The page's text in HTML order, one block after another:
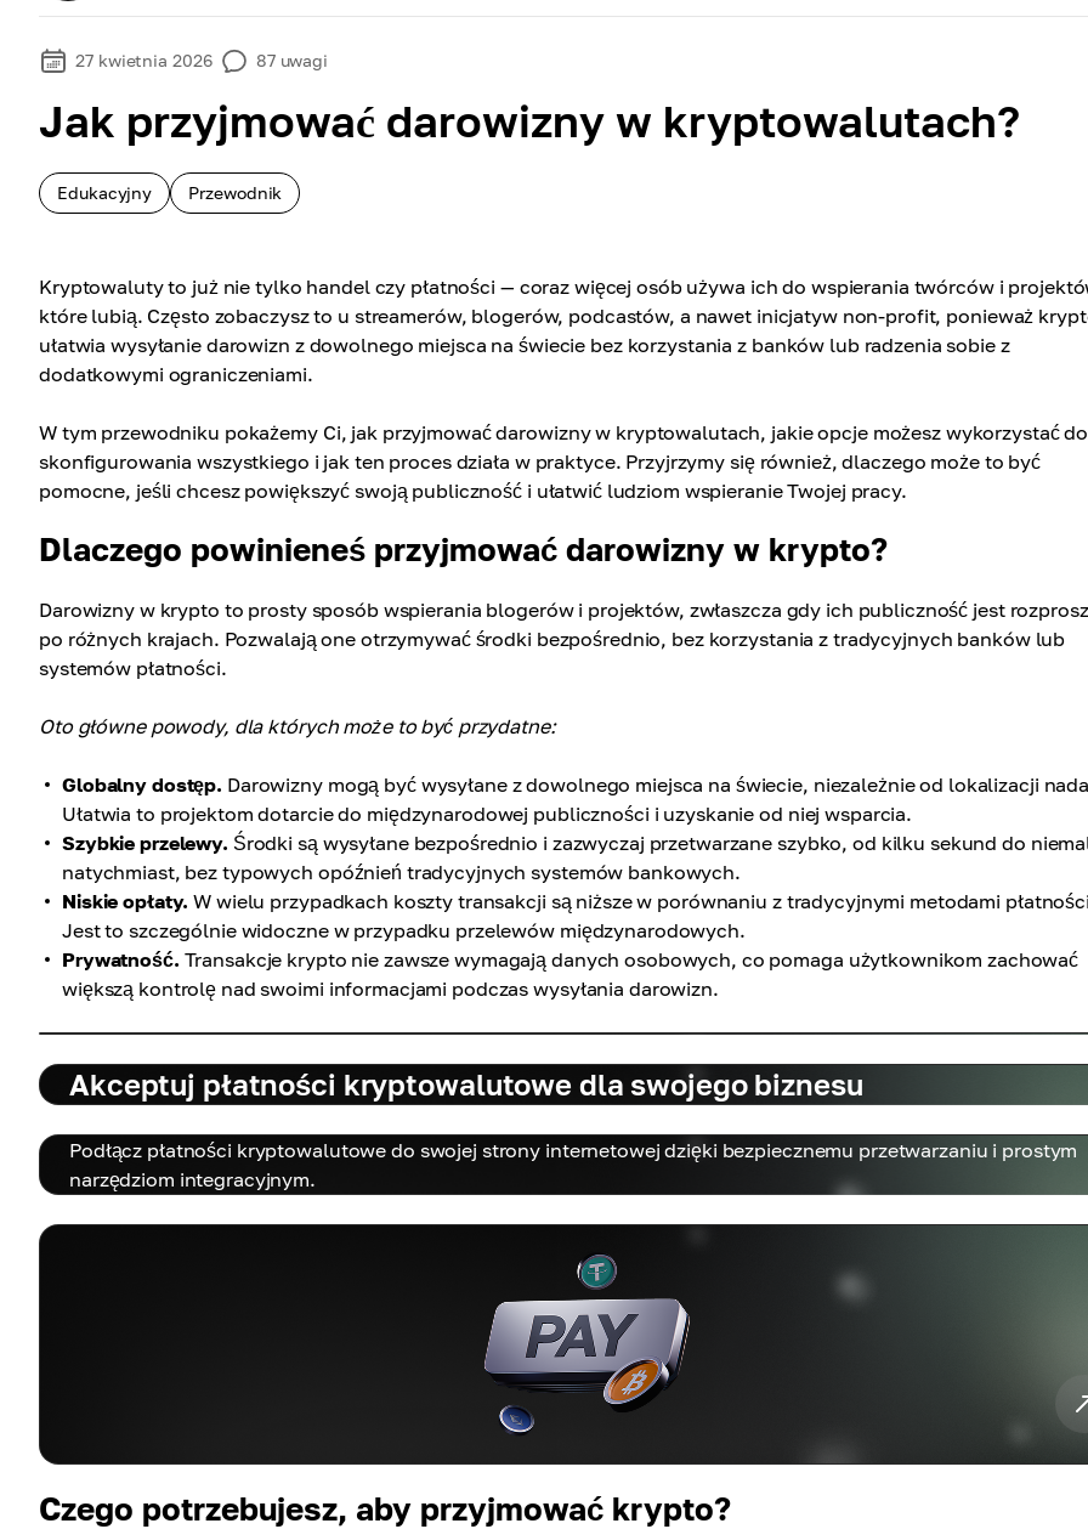
27 kwietnia 2026 87 uwagi
Jak przyjmować darowizny w kryptowalutach?
Edukacyjny Przewodnik
Kryptowaluty to już nie tylko handel czy płatności — coraz więcej osób używa ich do wspierania twórców i
które lubią. Często zobaczysz to u streamerów, blogerów, podcastów, a nawet inicjatyw non-profit, ponieważ
ułatwia wysyłanie darowizn z dowolnego miejsca na świecie bez korzystania z banków lub radzenia sobie z
dodatkowymi ograniczeniami.
W tym przewodniku pokażemy Ci, jak przyjmować darowizny w kryptowalutach, jakie opcje możesz wykorzystać do
skonfigurowania wszystkiego i jak ten proces działa w praktyce. Przyjrzymy się również, dlaczego może to być
pomocne, jeśli chcesz powiększyć swoją publiczność i ułatwić ludziom wspieranie Twojej pracy.
Dlaczego powinieneś przyjmować darowizny w krypto?
Darowizny w krypto to prosty sposób wspierania blogerów i projektów, zwłaszcza gdy ich publiczność jest
po różnych krajach. Pozwalają one otrzymywać środki bezpośrednio, bez korzystania z tradycyjnych banków lub
systemów płatności.
Oto główne powody, dla których może to być przydatne:
Globalny dostęp. Darowizny mogą być wysyłane z dowolnego miejsca na świecie, niezależnie od lokalizacji
Ułatwia to projektom dotarcie do międzynarodowej publiczności i uzyskanie od niej wsparcia.
Szybkie przelewy. Środki są wysyłane bezpośrednio i zazwyczaj przetwarzane szybko, od kilku sekund do
natychmiast, bez typowych opóźnień tradycyjnych systemów bankowych.
Niskie opłaty. W wielu przypadkach koszty transakcji są niższe w porównaniu z tradycyjnymi metodami
Jest to szczególnie widoczne w przypadku przelewów międzynarodowych.
Prywatność. Transakcje krypto nie zawsze wymagają danych osobowych, co pomaga użytkownikom zachować
większą kontrolę nad swoimi informacjami podczas wysyłania darowizn.
Akceptuj płatności kryptowalutowe dla swojego biznesu
Podłącz płatności kryptowalutowe do swojej strony internetowej dzięki bezpiecznemu przetwarzaniu i prostym
narzędziom integracyjnym.
Czego potrzebujesz, aby przyjmować krypto?